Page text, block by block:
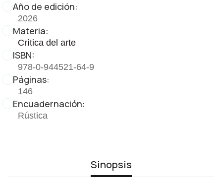
Año de edición:
2026
Materia:
Crítica del arte
ISBN:
978-0-944521-64-9
Páginas:
146
Encuadernación:
Rústica
Sinopsis